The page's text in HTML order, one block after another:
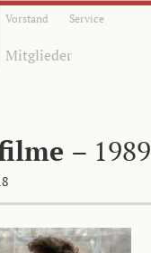
Vorstand Service
Mitglieder
– 1989